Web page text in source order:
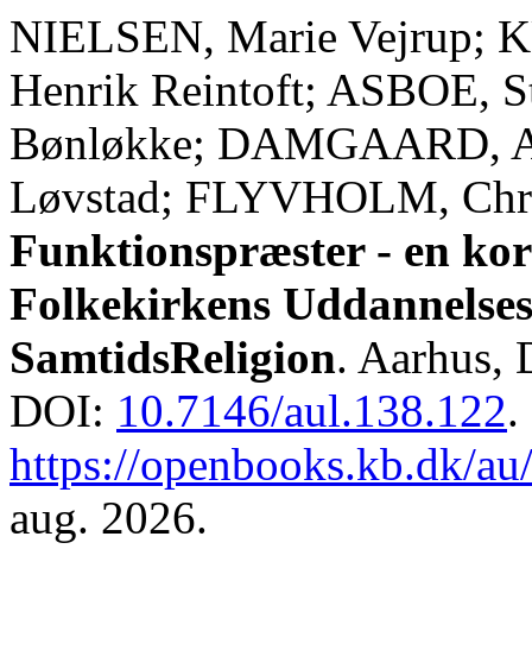
NIELSEN, Marie Vejrup;
Henrik Reintoft; ASBOE,
Bønløkke; DAMGAARD,
Løvstad; FLYVHOLM,
Funktionspræster - en
Folkekirkens
SamtidsReligion. Aarhus,
DOI: 10.7146/aul.138.122.
https://openbooks.kb.dk/
aug. 2026.